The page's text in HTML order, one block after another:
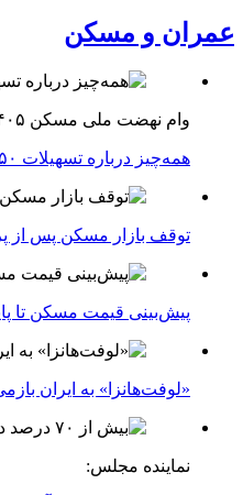
عمران و مسکن
وام نهضت ملی مسکن ۱۴۰۵؛
همه‌چیز درباره تسهیلات ۸۵۰ میلیونی
توقف بازار مسکن پس از
پیش‌بینی قیمت مسکن تا پایان
«لوفت‌هانزا» به ایران
نماینده مجلس: